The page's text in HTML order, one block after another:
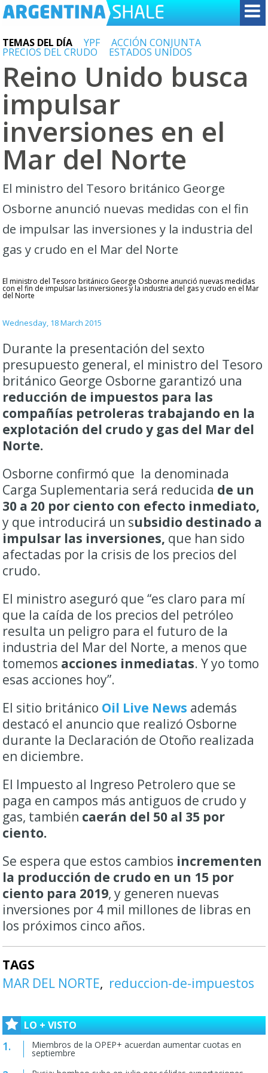
TEMAS DEL DÍA YPF ACCIÓN CONJUNTA
PRECIOS DEL CRUDO ESTADOS UNIDOS
Reino Unido busca
impulsar
inversiones en el
Mar del Norte
El ministro del Tesoro británico George
Osborne anunció nuevas medidas con el fin
de impulsar las inversiones y la industria del
gas y crudo en el Mar del Norte
El ministro del Tesoro británico George Osborne anunció nuevas medidas
con el fin de impulsar las inversiones y la industria del gas y crudo en el Mar
del Norte
Wednesday, 18 March 2015
Durante la presentación del sexto
presupuesto general, el ministro del Tesoro
británico George Osborne garantizó una
reducción de impuestos para las
compañías petroleras trabajando en la
explotación del crudo y gas del Mar del
Norte.
Osborne confirmó que la denominada
Carga Suplementaria será reducida de un
30 a 20 por ciento con efecto inmediato,
y que introducirá un subsidio destinado a
impulsar las inversiones, que han sido
afectadas por la crisis de los precios del
crudo.
El ministro aseguró que “es claro para mí
que la caída de los precios del petróleo
resulta un peligro para el futuro de la
industria del Mar del Norte, a menos que
tomemos acciones inmediatas. Y yo tomo
esas acciones hoy”.
El sitio británico Oil Live News además
destacó el anuncio que realizó Osborne
durante la Declaración de Otoño realizada
en diciembre.
El Impuesto al Ingreso Petrolero que se
paga en campos más antiguos de crudo y
gas, también caerán del 50 al 35 por
ciento.
Se espera que estos cambios incrementen
la producción de crudo en un 15 por
ciento para 2019, y generen nuevas
inversiones por 4 mil millones de libras en
los próximos cinco años.
TAGS
MAR DEL NORTE
reduccion-de-impuestos
LO + VISTO
Miembros de la OPEP+ acuerdan aumentar cuotas en
septiembre